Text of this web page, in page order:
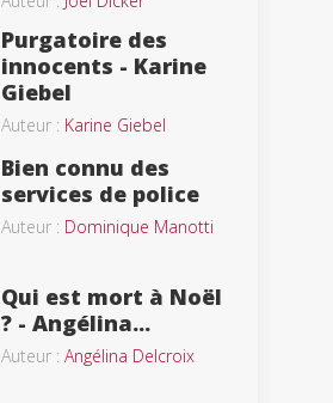
Purgatoire des
innocents - Karine
Giebel
Auteur : Karine Giebel
Bien connu des
services de police
Auteur : Dominique Manotti
Qui est mort à Noël
? - Angélina...
Auteur : Angélina Delcroix